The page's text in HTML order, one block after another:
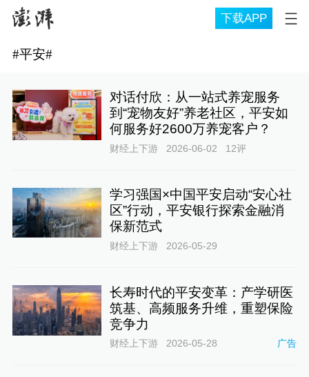
下载APP
#平安#
对话付欣：从一站式养宠服务
到“宠物友好”养老社区，平安如
何服务好2600万养宠客户？
财经上下游 2026-06-02 12评
学习强国×中国平安启动“安心社
区”行动，平安银行探索金融消
保新范式
财经上下游 2026-05-29
长寿时代的平安变革：产学研医
筑基、高频服务升维，重塑保险
竞争力
财经上下游 2026-05-28 广告